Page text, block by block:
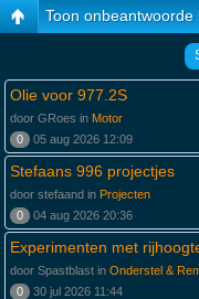
Toon onbeantwoorde
Olie voor 977.2S
door GRoes in Motor
0
05 aug 2026 12:09
Stefaans 996 projectjes
door stefaand in Projecten
0
04 aug 2026 20:36
Experimenten met
door Spastblast in Onderstel &
0
30 jul 2026 11:44